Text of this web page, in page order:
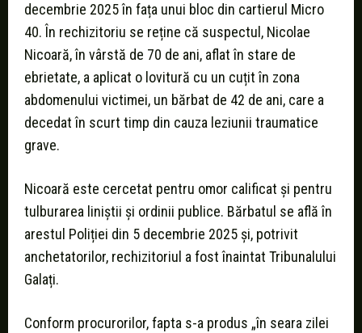
decembrie 2025 în fața unui bloc din cartierul Micro
40. În rechizitoriu se reține că suspectul, Nicolae
Nicoară, în vârstă de 70 de ani, aflat în stare de
ebrietate, a aplicat o lovitură cu un cuțit în zona
abdomenului victimei, un bărbat de 42 de ani, care a
decedat în scurt timp din cauza leziunii traumatice
grave.
Nicoară este cercetat pentru omor calificat și pentru
tulburarea liniștii și ordinii publice. Bărbatul se află în
arestul Poliției din 5 decembrie 2025 și, potrivit
anchetatorilor, rechizitoriul a fost înaintat Tribunalului
Galați.
Conform procurorilor, fapta s-a produs „în seara zilei